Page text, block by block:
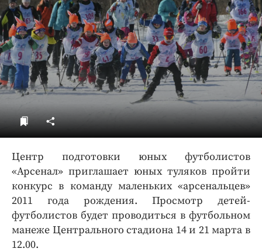
Центр подготовки юных футболистов
«Арсенал» приглашает юных туляков пройти
конкурс в команду маленьких «арсенальцев»
2011 года рождения. Просмотр детей-
футболистов будет проводиться в футбольном
манеже Центрального стадиона 14 и 21 марта в
12.00.